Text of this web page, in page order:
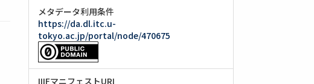
メタデータ利用条件
https://da.dl.itc.u-
tokyo.ac.jp/portal/node/470675
IIIFマニフェストURI